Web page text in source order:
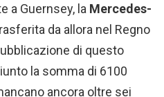
a Guernsey, la Mercedes-
da allora nel Regno
di questo
la somma di 6100
ancora oltre sei